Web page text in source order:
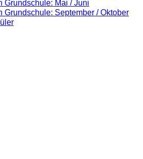
Mai / Juni
September / Oktober